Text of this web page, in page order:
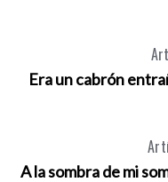
Era un cabrón
A la sombra de mi